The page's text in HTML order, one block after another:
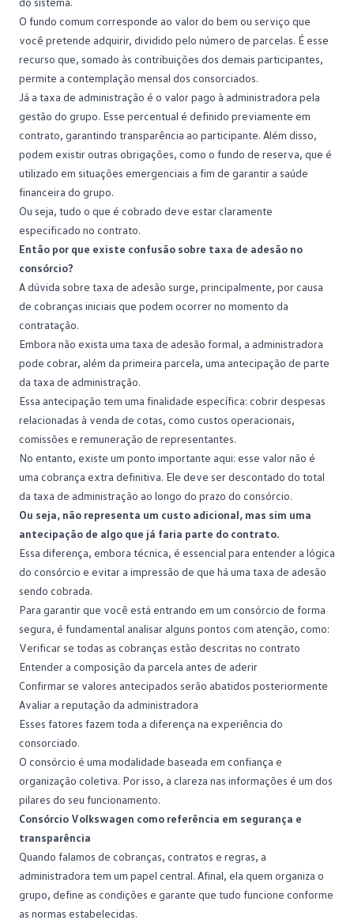
O fundo comum corresponde ao valor do bem ou serviço que
você pretende adquirir, dividido pelo número de parcelas. É esse
recurso que, somado às contribuições dos demais participantes,
permite a contemplação mensal dos consorciados.
Já a taxa de administração é o valor pago à administradora pela
gestão do grupo. Esse percentual é definido previamente em
contrato, garantindo transparência ao participante. Além disso,
podem existir outras obrigações, como o fundo de reserva, que é
utilizado em situações emergenciais a fim de garantir a saúde
financeira do grupo.
Ou seja, tudo o que é cobrado deve estar claramente
especificado no contrato.
Então por que existe confusão sobre taxa de adesão no
consórcio?
A dúvida sobre taxa de adesão surge, principalmente, por causa
de cobranças iniciais que podem ocorrer no momento da
contratação.
Embora não exista uma taxa de adesão formal, a administradora
pode cobrar, além da primeira parcela, uma antecipação de parte
da taxa de administração.
Essa antecipação tem uma finalidade específica: cobrir despesas
relacionadas à venda de cotas, como custos operacionais,
comissões e remuneração de representantes.
No entanto, existe um ponto importante aqui: esse valor não é
uma cobrança extra definitiva. Ele deve ser descontado do total
da taxa de administração ao longo do prazo do consórcio.
Ou seja, não representa um custo adicional, mas sim uma
antecipação de algo que já faria parte do contrato.
Essa diferença, embora técnica, é essencial para entender a lógica
do consórcio e evitar a impressão de que há uma taxa de adesão
sendo cobrada.
Para garantir que você está entrando em um consórcio de forma
segura, é fundamental analisar alguns pontos com atenção, como:
Verificar se todas as cobranças estão descritas no contrato
Entender a composição da parcela antes de aderir
Confirmar se valores antecipados serão abatidos posteriormente
Avaliar a reputação da administradora
Esses fatores fazem toda a diferença na experiência do
consorciado.
O consórcio é uma modalidade baseada em confiança e
organização coletiva. Por isso, a clareza nas informações é um dos
pilares do seu funcionamento.
Consórcio Volkswagen como referência em segurança e
transparência
Quando falamos de cobranças, contratos e regras, a
administradora tem um papel central. Afinal, ela quem organiza o
grupo, define as condições e garante que tudo funcione conforme
as normas estabelecidas.